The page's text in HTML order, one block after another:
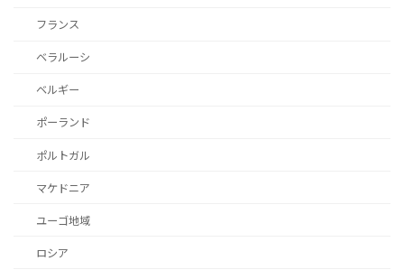
フランス
ベラルーシ
ベルギー
ポーランド
ポルトガル
マケドニア
ユーゴ地域
ロシア